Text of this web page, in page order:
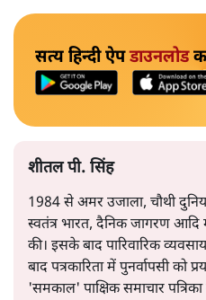
सत्य हिन्दी ऐपडाउनलोड
शीतल पी. सिंह
1984 से अमर उजाला, चौथी
स्वतंत्र भारत, दैनिक जागरण आदि
की। इसके बाद पारिवारिक
बाद पत्रकारिता में पुनर्वापसी को
'समकाल' पाक्षिक समाचार